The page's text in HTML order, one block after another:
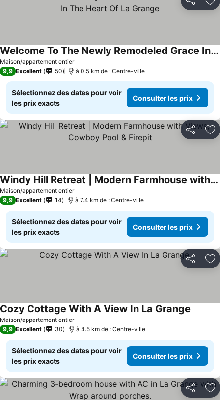
Partager
Maison/appartement entier
Welcome To The Newly Remodeled Grace Inn, Located In The Heart Of La Grange
Consulter les prix
9,9 Excellent 50 à 0.5 km de : Centre-ville
Sélectionnez des dates pour voir
les prix exacts
Consulter les prix
Partager
Maison/appartement entier
Windy Hill Retreat | Modern Farmhouse with Views, Cowboy Pool & Firepit
Consulter les prix
9,9 Excellent 14 à 7.4 km de : Centre-ville
Sélectionnez des dates pour voir
les prix exacts
Consulter les prix
Partager
Maison/appartement entier
Cozy Cottage With A View In La Grange
9,9 Excellent 30 à 4.5 km de : Centre-ville
Sélectionnez des dates pour voir
les prix exacts
Consulter les prix
Partager